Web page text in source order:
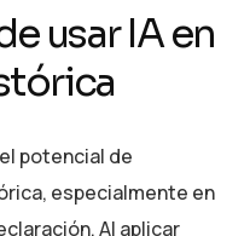
usar IA en
potencial de
especialmente en
Al aplicar